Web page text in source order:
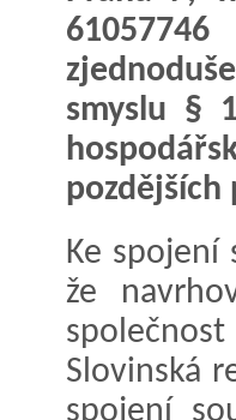
smyslu §
pozdějších
Ke
že
Slovinská
spojení